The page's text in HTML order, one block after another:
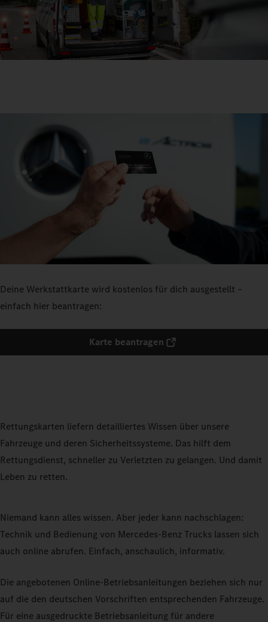
Deine Werkstattkarte wird kostenlos für dich ausgestellt –
einfach hier beantragen:
Karte beantragen
Rettungskarten liefern detailliertes Wissen über unsere
Fahrzeuge und deren Sicherheitssysteme. Das hilft dem
Rettungsdienst, schneller zu Verletzten zu gelangen. Und damit
Leben zu retten.
Niemand kann alles wissen. Aber jeder kann nachschlagen:
Technik und Bedienung von Mercedes‑Benz Trucks lassen sich
auch online abrufen. Einfach, anschaulich, informativ.
Die angebotenen Online-Betriebsanleitungen beziehen sich nur
auf die den deutschen Vorschriften entsprechenden Fahrzeuge.
Für eine ausgedruckte Betriebsanleitung für andere